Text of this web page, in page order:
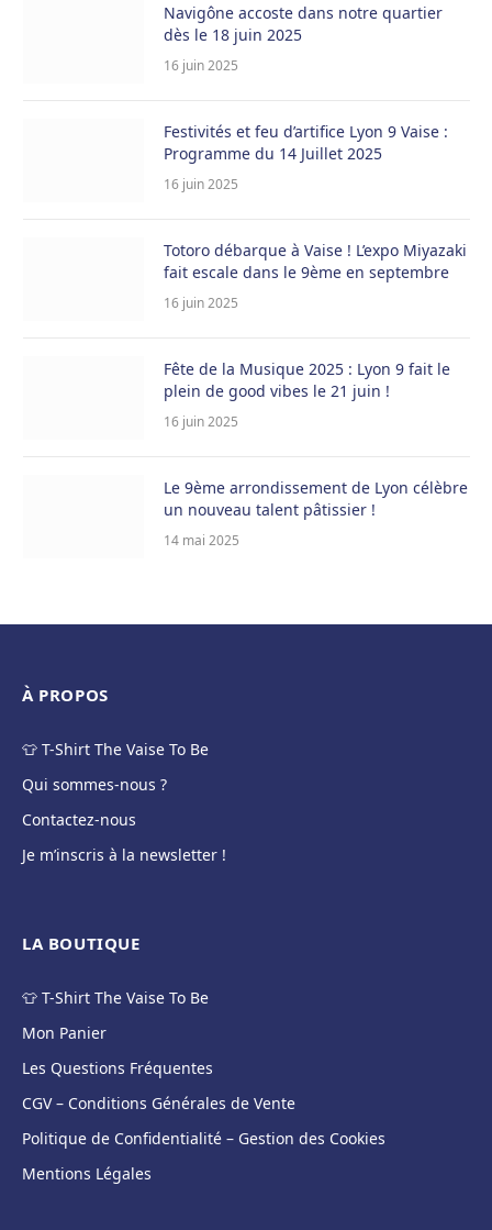
Navigône accoste dans notre quartier
dès le 18 juin 2025
16 juin 2025
Festivités et feu d’artifice Lyon 9 Vaise :
Programme du 14 Juillet 2025
16 juin 2025
Totoro débarque à Vaise ! L’expo Miyazaki
fait escale dans le 9ème en septembre
16 juin 2025
Fête de la Musique 2025 : Lyon 9 fait le
plein de good vibes le 21 juin !
16 juin 2025
Le 9ème arrondissement de Lyon célèbre
un nouveau talent pâtissier !
14 mai 2025
À PROPOS
👕 T-Shirt The Vaise To Be
Qui sommes-nous ?
Contactez-nous
Je m’inscris à la newsletter !
LA BOUTIQUE
👕 T-Shirt The Vaise To Be
Mon Panier
Les Questions Fréquentes
CGV – Conditions Générales de Vente
Politique de Confidentialité – Gestion des Cookies
Mentions Légales